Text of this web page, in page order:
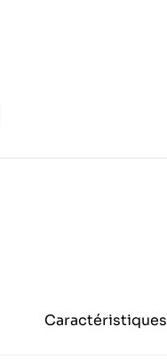
Caractéristiques